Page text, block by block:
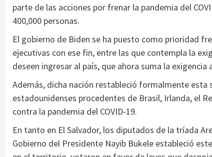
parte de las acciones por frenar la pandemia del
400,000 personas.
El gobierno de Biden se ha puesto como prioridad
ejecutivas con ese fin, entre las que contempla la
deseen ingresar al país, que ahora suma la
Además, dicha nación restableció formalmente esta
estadounidenses procedentes de Brasil, Irlanda, el
contra la pandemia del COVID-19.
En tanto en El Salvador, los diputados de la tríada
Gobierno del Presidente Nayib Bukele estableció